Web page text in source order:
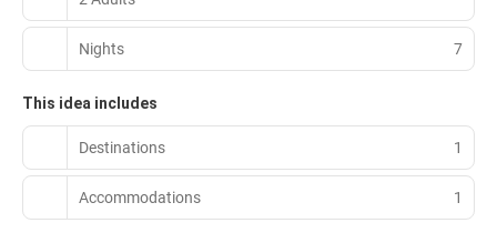
Nights 7
This idea includes
Destinations 1
Accommodations 1